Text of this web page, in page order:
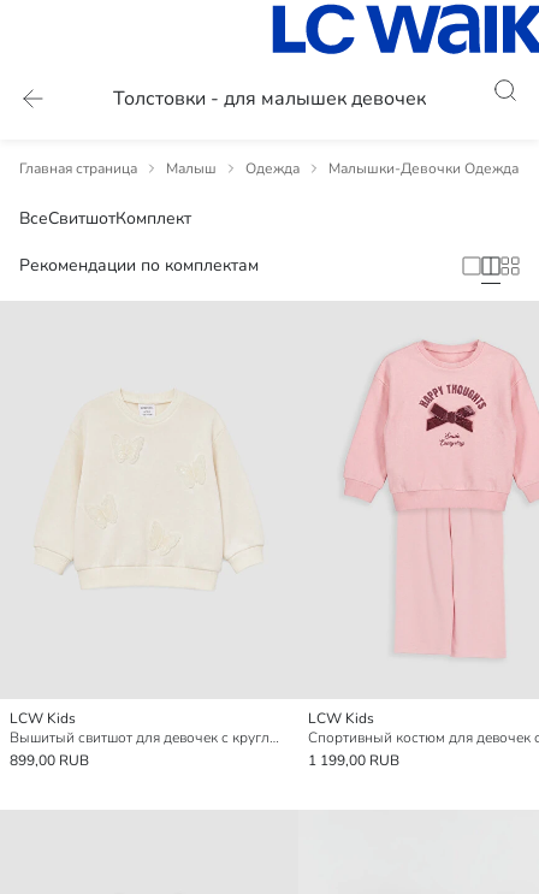
Толстовки - для малышек девочек
Главная страница Малыш Одежда Малышки-Девочки Одежда
ВсеСвитшотКомплект
Рекомендации по комплектам
LCW Kids
Вышитый свитшот для девочек с круглым вырезом
899,00 RUB
LCW Kids
1 199,00 RUB